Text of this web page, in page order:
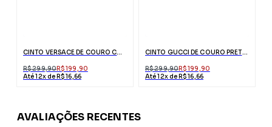
CINTO VERSACE DE COURO COM MEDUSA PRETO
R$ 299,90R$ 199,90
Até 12x de R$ 16,66
CINTO GUCCI DE COURO PRETO COM FIVELA DUPLO G
R$ 299,90R$ 199,90
Até 12x de R$ 16,66
AVALIAÇÕES RECENTES